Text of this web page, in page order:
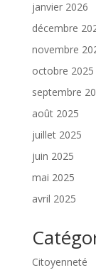
janvier 2026
décembre
novembre
octobre 2025
septembre
août 2025
juillet 2025
juin 2025
mai 2025
avril 2025
Citoyenneté